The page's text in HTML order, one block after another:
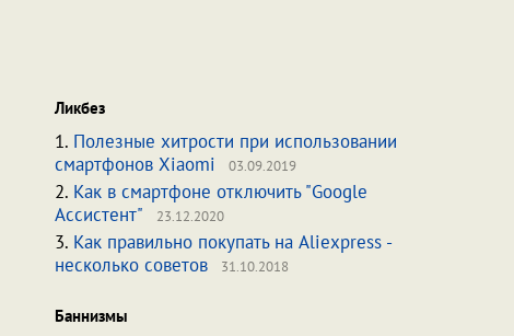
Ликбез
1. Полезные хитрости при использовании
смартфонов Xiaomi
03.09.2019
2. Как в смартфоне отключить "Google
Ассистент"
23.12.2020
3. Как правильно покупать на Aliexpress -
несколько советов
31.10.2018
Баннизмы